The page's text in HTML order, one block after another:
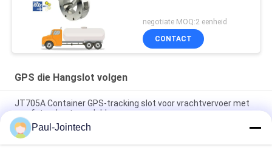
negotiate MOQ:2 eenheid
CONTACT
GPS die Hangslot volgen
JT705A Container GPS-tracking slot voor vrachtvervoer met
op afstand ontgrendeld
Anti-diefstal 15000mAh-Batterij GPS die Hangslot met
Afstandsbediening volgen
Paul-Jointech